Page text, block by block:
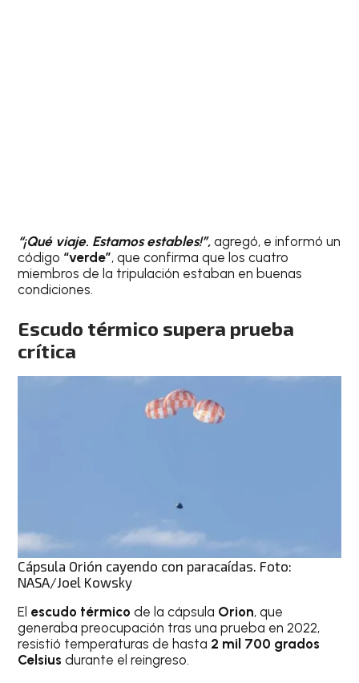
“¡Qué viaje. Estamos estables!”, agregó, e informó un
código “verde”, que confirma que los cuatro
miembros de la tripulación estaban en buenas
condiciones.
Escudo térmico supera prueba
crítica
Cápsula Orión cayendo con paracaídas. Foto:
NASA/Joel Kowsky
El escudo térmico de la cápsula Orion, que
generaba preocupación tras una prueba en 2022,
resistió temperaturas de hasta 2 mil 700 grados
Celsius durante el reingreso.